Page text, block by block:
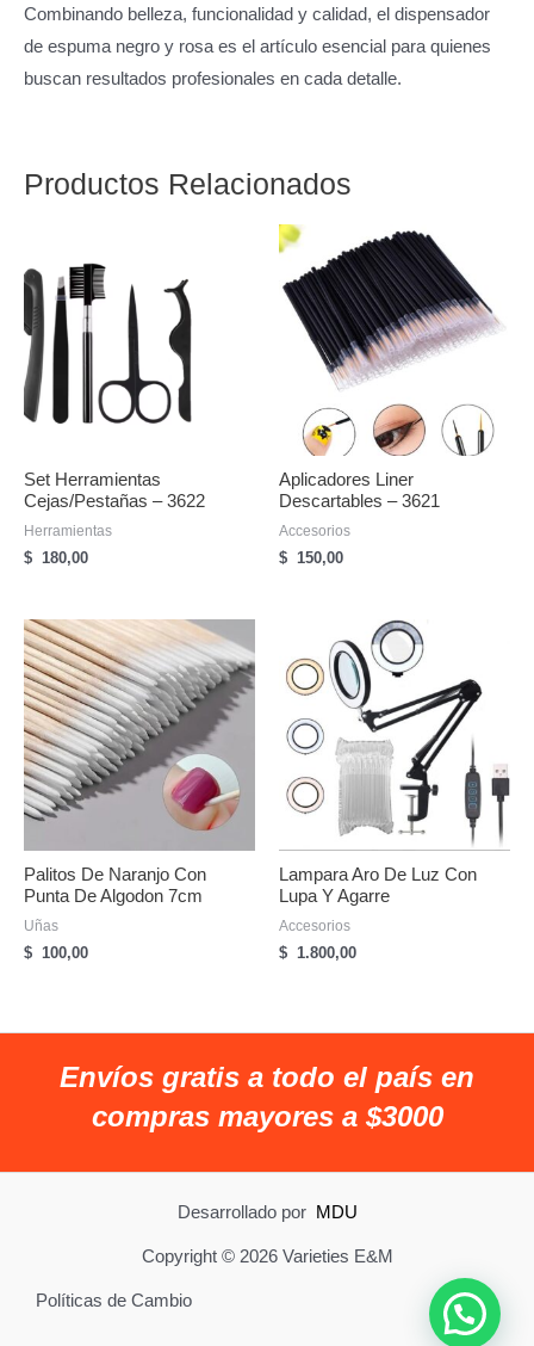
Combinando belleza, funcionalidad y calidad, el dispensador
de espuma negro y rosa es el artículo esencial para quienes
buscan resultados profesionales en cada detalle.
Productos Relacionados
Set Herramientas
Cejas/pestañas – 3622
Herramientas
$ 180,00
Aplicadores Liner
Descartables – 3621
Accesorios
$ 150,00
Palitos De Naranjo Con
Punta De Algodon 7cm
Uñas
$ 100,00
Lampara Aro De Luz Con
Lupa Y Agarre
Accesorios
$ 1.800,00
Envíos gratis a todo el país en
compras mayores a $3000
Desarrollado por MDU
Copyright © 2026 Varieties E&M
Políticas de Cambio